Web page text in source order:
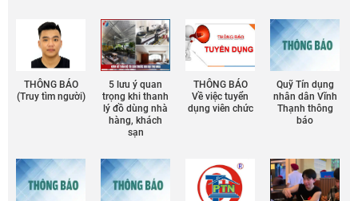
THÔNG BÁO
(Truy tìm người)
5 lưu ý quan
trọng khi thanh
lý đồ dùng nhà
hàng, khách
sạn
THÔNG BÁO
Về việc tuyển
dụng viên chức
Quỹ Tín dụng
nhân dân Vĩnh
Thạnh thông
báo